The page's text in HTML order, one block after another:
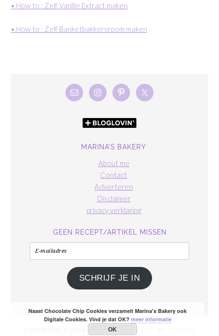
• How to : Zelf Vanille Extract maken
• How to : Zelf Banketbakkersroom maken
MARINA’S BAKERY
About me
Contact
Adverteren
Disclaimer
privacy verklaring
GEEN RECEPT/ARTIKEL MISSEN
E-
mailadres
SCHRIJF JE IN
COPYRIGHT © 2026 · FOODIE PRO THEME
Naast Chocolate Chip Cookies verzamelt Marina's Bakery ook
Digitale Cookies. Vind je dat OK? meer informatie
OK